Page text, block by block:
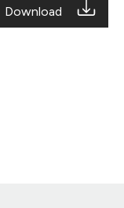
Download